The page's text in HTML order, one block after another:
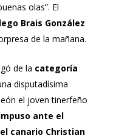
olas”. El
Brais González
de la mañana.
de la categoría
disputadísima
el joven tinerfeño
ante el
canario Christian